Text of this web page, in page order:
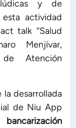
lúdicas y de
actividad
talk “Salud
Menjívar,
Atención
desarrollada
de Niu App